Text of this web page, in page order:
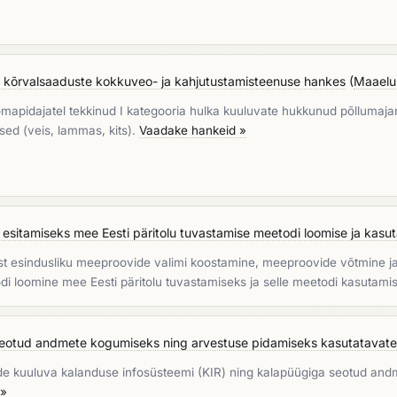
kokkuveo- ja kahjutustamisteenuse hankes (
tekkinud I kategooria hulka kuuluvate hukkunud
(veis, lammas, kits). Vaadake hankeid »
mee Eesti päritolu tuvastamise meetodi loomise ja
esindusliku meeproovide valimi koostamine, meeproovide võtmine
loomine mee Eesti päritolu tuvastamiseks ja selle meetodi
andmete kogumiseks ning arvestuse pidamiseks
kuuluva kalanduse infosüsteemi (KIR) ning kalapüügiga seotud